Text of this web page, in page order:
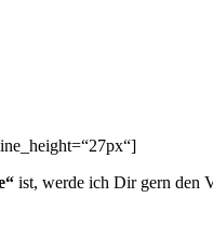
ist, werde ich Dir gern den